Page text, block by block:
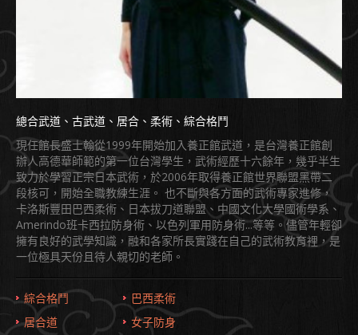
總合武道、古武道、居合、柔術、綜合格鬥
現任館長盛士翰從1999年開始加入養正館武道，是台灣養正館創
辦人高德華師範的第一位台灣學生，武術經歷十六餘年，幾乎半生
致力於學習正宗日本武術，於2006年取得養正館世界聯盟黑帶二
段核可，開始全職教練生涯。 也不斷與各方面的武術專家進修，
卡洛斯豐田巴西柔術、日本拔刀道聯盟、中國文化大學國術學系、
Amerindo班卡西拉防身術、以色列軍用防身術...等等。儘管年輕卻
擁有良好的武學知識，融和各家所長實踐在自己的武術教育裡，是
一位極具天份且待人親切的老師。
綜合格鬥
居合道
巴西柔術
女子防身